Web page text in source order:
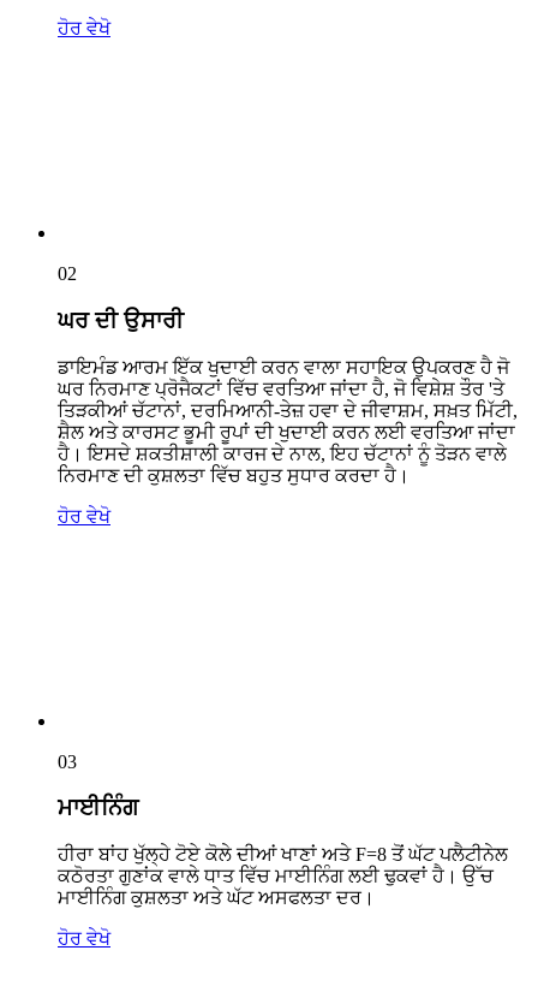
ਹੋਰ ਵੇਖੋ
02
ਘਰ ਦੀ ਉਸਾਰੀ
ਡਾਇਮੰਡ ਆਰਮ ਇੱਕ ਖੁਦਾਈ ਕਰਨ ਵਾਲਾ ਸਹਾਇਕ ਉਪਕਰਣ ਹੈ ਜੋ
ਘਰ ਨਿਰਮਾਣ ਪ੍ਰੋਜੈਕਟਾਂ ਵਿੱਚ ਵਰਤਿਆ ਜਾਂਦਾ ਹੈ, ਜੋ ਵਿਸ਼ੇਸ਼ ਤੌਰ 'ਤੇ
ਤਿੜਕੀਆਂ ਚੱਟਾਨਾਂ, ਦਰਮਿਆਨੀ-ਤੇਜ਼ ਹਵਾ ਦੇ ਜੀਵਾਸ਼ਮ, ਸਖ਼ਤ ਮਿੱਟੀ,
ਸ਼ੈਲ ਅਤੇ ਕਾਰਸਟ ਭੂਮੀ ਰੂਪਾਂ ਦੀ ਖੁਦਾਈ ਕਰਨ ਲਈ ਵਰਤਿਆ ਜਾਂਦਾ
ਹੈ। ਇਸਦੇ ਸ਼ਕਤੀਸ਼ਾਲੀ ਕਾਰਜ ਦੇ ਨਾਲ, ਇਹ ਚੱਟਾਨਾਂ ਨੂੰ ਤੋੜਨ ਵਾਲੇ
ਨਿਰਮਾਣ ਦੀ ਕੁਸ਼ਲਤਾ ਵਿੱਚ ਬਹੁਤ ਸੁਧਾਰ ਕਰਦਾ ਹੈ।
ਹੋਰ ਵੇਖੋ
03
ਮਾਈਨਿੰਗ
ਹੀਰਾ ਬਾਂਹ ਖੁੱਲ੍ਹੇ ਟੋਏ ਕੋਲੇ ਦੀਆਂ ਖਾਣਾਂ ਅਤੇ F=8 ਤੋਂ ਘੱਟ ਪਲੈਟੀਨੇਲ
ਕਠੋਰਤਾ ਗੁਣਾਂਕ ਵਾਲੇ ਧਾਤ ਵਿੱਚ ਮਾਈਨਿੰਗ ਲਈ ਢੁਕਵਾਂ ਹੈ। ਉੱਚ
ਮਾਈਨਿੰਗ ਕੁਸ਼ਲਤਾ ਅਤੇ ਘੱਟ ਅਸਫਲਤਾ ਦਰ।
ਹੋਰ ਵੇਖੋ